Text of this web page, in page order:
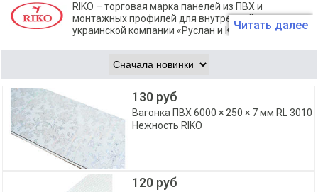
RIKO – торговая марка панелей из ПВХ и
монтажных профилей для внутренней отделки
украинской компании «Руслан и Ко», основанной в
международный сертификат качества.
Читать далее
130 руб
Вагонка ПВХ 6000 × 250 × 7 мм RL 3010
Нежность RIKO
120 руб